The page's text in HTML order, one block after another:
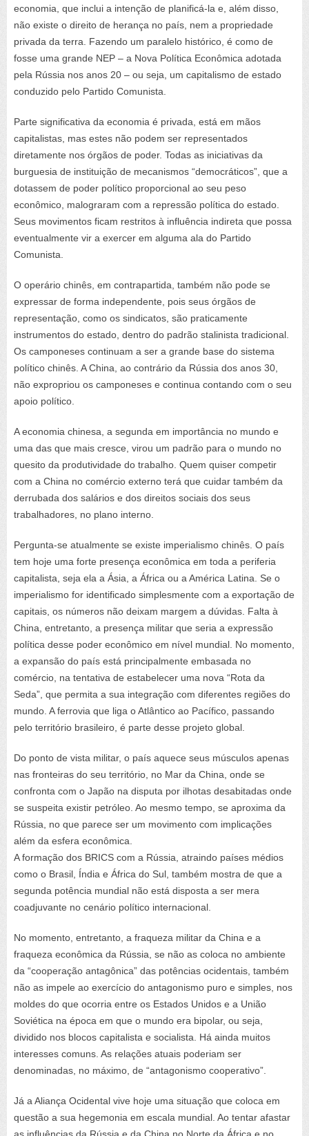
economia, que inclui a intenção de planificá-la e, além disso,
não existe o direito de herança no país, nem a propriedade
privada da terra. Fazendo um paralelo histórico, é como de
fosse uma grande NEP – a Nova Política Econômica adotada
pela Rússia nos anos 20 – ou seja, um capitalismo de estado
conduzido pelo Partido Comunista.
Parte significativa da economia é privada, está em mãos
capitalistas, mas estes não podem ser representados
diretamente nos órgãos de poder. Todas as iniciativas da
burguesia de instituição de mecanismos “democráticos”, que a
dotassem de poder político proporcional ao seu peso
econômico, malograram com a repressão política do estado.
Seus movimentos ficam restritos à influência indireta que possa
eventualmente vir a exercer em alguma ala do Partido
Comunista.
O operário chinês, em contrapartida, também não pode se
expressar de forma independente, pois seus órgãos de
representação, como os sindicatos, são praticamente
instrumentos do estado, dentro do padrão stalinista tradicional.
Os camponeses continuam a ser a grande base do sistema
político chinês. A China, ao contrário da Rússia dos anos 30,
não expropriou os camponeses e continua contando com o seu
apoio político.
A economia chinesa, a segunda em importância no mundo e
uma das que mais cresce, virou um padrão para o mundo no
quesito da produtividade do trabalho. Quem quiser competir
com a China no comércio externo terá que cuidar também da
derrubada dos salários e dos direitos sociais dos seus
trabalhadores, no plano interno.
Pergunta-se atualmente se existe imperialismo chinês. O país
tem hoje uma forte presença econômica em toda a periferia
capitalista, seja ela a Ásia, a África ou a América Latina. Se o
imperialismo for identificado simplesmente com a exportação de
capitais, os números não deixam margem a dúvidas. Falta à
China, entretanto, a presença militar que seria a expressão
política desse poder econômico em nível mundial. No momento,
a expansão do país está principalmente embasada no
comércio, na tentativa de estabelecer uma nova “Rota da
Seda”, que permita a sua integração com diferentes regiões do
mundo. A ferrovia que liga o Atlântico ao Pacífico, passando
pelo território brasileiro, é parte desse projeto global.
Do ponto de vista militar, o país aquece seus músculos apenas
nas fronteiras do seu território, no Mar da China, onde se
confronta com o Japão na disputa por ilhotas desabitadas onde
se suspeita existir petróleo. Ao mesmo tempo, se aproxima da
Rússia, no que parece ser um movimento com implicações
além da esfera econômica.
A formação dos BRICS com a Rússia, atraindo países médios
como o Brasil, Índia e África do Sul, também mostra de que a
segunda potência mundial não está disposta a ser mera
coadjuvante no cenário político internacional.
No momento, entretanto, a fraqueza militar da China e a
fraqueza econômica da Rússia, se não as coloca no ambiente
da “cooperação antagônica” das potências ocidentais, também
não as impele ao exercício do antagonismo puro e simples, nos
moldes do que ocorria entre os Estados Unidos e a União
Soviética na época em que o mundo era bipolar, ou seja,
dividido nos blocos capitalista e socialista. Há ainda muitos
interesses comuns. As relações atuais poderiam ser
denominadas, no máximo, de “antagonismo cooperativo”.
Já a Aliança Ocidental vive hoje uma situação que coloca em
questão a sua hegemonia em escala mundial. Ao tentar afastar
as influências da Rússia e da China no Norte da África e no